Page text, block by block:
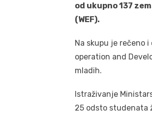
od ukupno 137
(WEF).
Na skupu je rečeno
operation and
mladih.
Istraživanje
25 odsto studenata